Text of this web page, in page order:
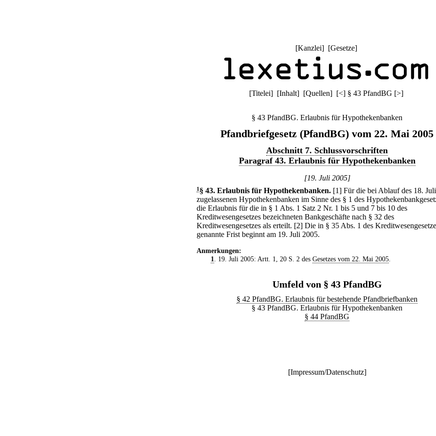
[Kanzlei] [Gesetze]
[Titelei] [Inhalt] [Quellen] [<] § 43 PfandBG [>]
§ 43 PfandBG. Erlaubnis für Hypothekenbanken
Pfandbriefgesetz (PfandBG) vom 22. Mai 2005
Abschnitt 7. Schlussvorschriften
Paragraf 43. Erlaubnis für Hypothekenbanken
[19. Juli 2005]
1 § 43. Erlaubnis für Hypothekenbanken. [1] Für die bei Ablauf des 18.
zugelassenen Hypothekenbanken im Sinne des § 1 des
die Erlaubnis für die in § 1 Abs. 1 Satz 2 Nr. 1 bis 5 und 7 bis 10 des
Kreditwesengesetzes bezeichneten Bankgeschäfte nach § 32 des
Kreditwesengesetzes als erteilt. [2] Die in § 35 Abs. 1 des
genannte Frist beginnt am 19. Juli 2005.
Anmerkungen:
1
. 19. Juli 2005: Artt. 1, 20 S. 2 des Gesetzes vom 22. Mai 2005.
Umfeld von § 43 PfandBG
§ 42 PfandBG. Erlaubnis für bestehende Pfandbriefbanken
§ 43 PfandBG. Erlaubnis für Hypothekenbanken
§ 44 PfandBG
[Impressum/Datenschutz]